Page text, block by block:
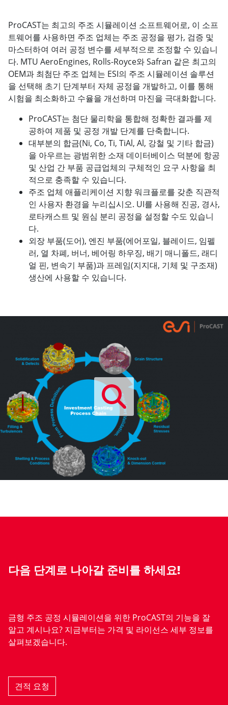
ProCAST는 최고의 주조 시뮬레이션 소프트웨어로, 이 소프
트웨어를 사용하면 주조 업체는 주조 공정을 평가, 검증 및
마스터하여 여러 공정 변수를 세부적으로 조정할 수 있습니
다. MTU AeroEngines, Rolls-Royce와 Safran 같은 최고의
OEM과 최첨단 주조 업체는 ESI의 주조 시뮬레이션 솔루션
을 선택해 초기 단계부터 자체 공정을 개발하고, 이를 통해
시험을 최소화하고 수율을 개선하며 마진을 극대화합니다.
ProCAST는 첨단 물리학을 통합해 정확한 결과를 제
공하여 제품 및 공정 개발 단계를 단축합니다.
대부분의 합금(Ni, Co, Ti, TiAl, Al, 강철 및 기타 합금)
을 아우르는 광범위한 소재 데이터베이스 덕분에 항공
및 산업 간 부품 공급업체의 구체적인 요구 사항을 최
적으로 충족할 수 있습니다.
주조 업체 애플리케이션 지향 워크플로를 갖춘 직관적
인 사용자 환경을 누리십시오. UI를 사용해 진공, 경사,
로타캐스트 및 원심 분리 공정을 설정할 수도 있습니
다.
외장 부품(도어), 엔진 부품(에어포일, 블레이드, 임펠
러, 열 차폐, 버너, 베어링 하우징, 배기 매니폴드, 래디
얼 핀, 변속기 부품)과 프레임(지지대, 기체 및 구조재)
생산에 사용할 수 있습니다.
다음 단계로 나아갈 준비를 하세요!
금형 주조 공정 시뮬레이션을 위한 ProCAST의 기능을 잘
알고 계시나요? 지금부터는 가격 및 라이선스 세부 정보를
살펴보겠습니다.
견적 요청